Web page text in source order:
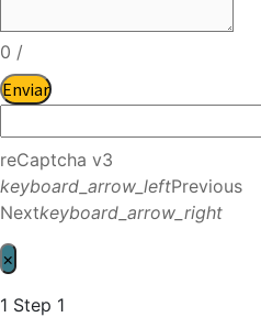
0 /
Enviar
reCaptcha v3
keyboard_arrow_leftPrevious
Nextkeyboard_arrow_right
×
1 Step 1